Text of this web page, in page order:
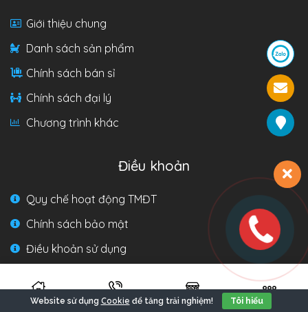
Giới thiệu chung
Danh sách sản phẩm
Chính sách bán sỉ
Chính sách đại lý
Chương trình khác
Điều khoản
Quy chế hoạt động TMĐT
Chính sách bảo mật
Điều khoản sử dụng
Hướng dẫn mua hàng
Website sử dụng Cookie để tăng trải nghiệm! Tôi hiểu